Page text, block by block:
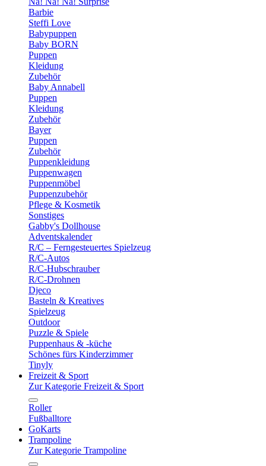
Barbie
Steffi Love
Babypuppen
Baby BORN
Puppen
Kleidung
Zubehör
Baby Annabell
Puppen
Kleidung
Zubehör
Bayer
Puppen
Zubehör
Puppenkleidung
Puppenwagen
Puppenmöbel
Puppenzubehör
Pflege & Kosmetik
Sonstiges
Gabby's Dollhouse
Adventskalender
R/C – Ferngesteuertes Spielzeug
R/C-Autos
R/C-Hubschrauber
R/C-Drohnen
Djeco
Basteln & Kreatives
Spielzeug
Outdoor
Puzzle & Spiele
Puppenhaus & -küche
Schönes fürs Kinderzimmer
Tinyly
Freizeit & Sport
Zur Kategorie Freizeit & Sport
Roller
Fußballtore
GoKarts
Trampoline
Zur Kategorie Trampoline